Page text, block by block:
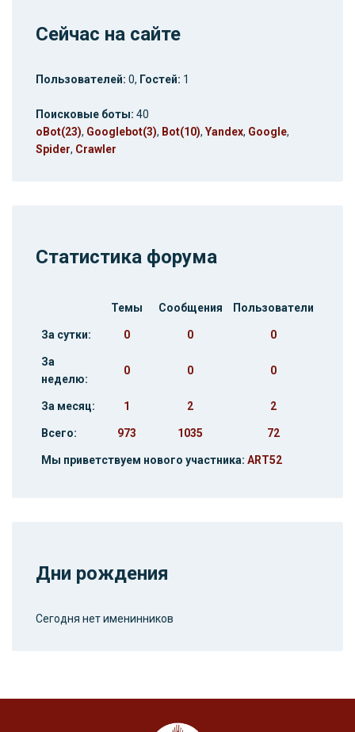
Сейчас на сайте
Пользователей: 0, Гостей: 1
Поисковые боты: 40
oBot(23), Googlebot(3), Bot(10), Yandex, Google,
Spider, Crawler
Статистика форума
Темы Сообщения Пользователи
За сутки: 0 0 0
За
неделю:
0 0 0
За месяц: 1 2 2
Всего: 973 1035 72
Мы приветствуем нового участника: ART52
Дни рождения
Сегодня нет именинников